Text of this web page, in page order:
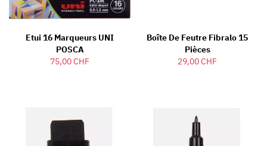
Etui 16 Marqueurs UNI
POSCA
75,00 CHF
Boîte De Feutre Fibralo 15
Pièces
29,00 CHF